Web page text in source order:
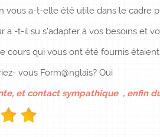
vous a-t-elle été utile dans le cadre
a -t-il su s’adapter à vos besoins et
cours qui vous ont été fournis
vous Form@nglais? Oui
et contact sympathique , enfin